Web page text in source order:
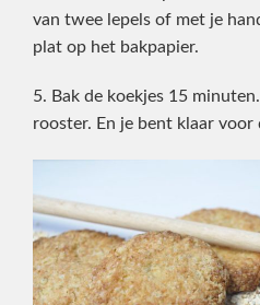
van twee lepels of met je
plat op het bakpapier.
5. Bak de koekjes 15
rooster. En je bent klaar voor